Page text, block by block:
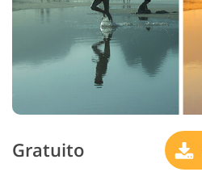
Gratuito